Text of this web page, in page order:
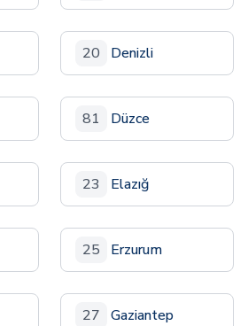
20 Denizli
81 Düzce
23 Elazığ
25 Erzurum
27 Gaziantep